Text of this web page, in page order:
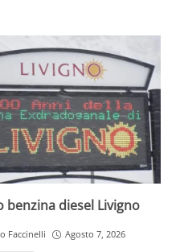
benzina diesel Livigno
Faccinelli Agosto 7, 2026